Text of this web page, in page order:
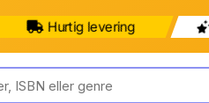
Hurtig levering